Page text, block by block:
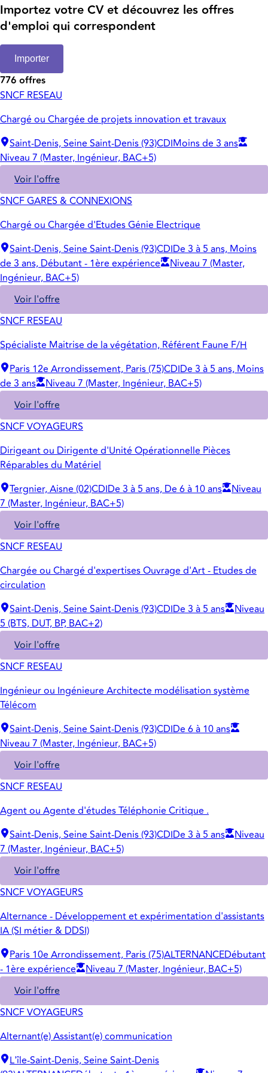
Importez votre CV et découvrez les offres
d'emploi qui correspondent
Importer
776 offres
SNCF RESEAU
Chargé ou Chargée de projets innovation et travaux
Saint-Denis, Seine Saint-Denis (93)CDIMoins de 3 ans
Niveau 7 (Master, Ingénieur, BAC+5)
Voir l'offre
SNCF GARES & CONNEXIONS
Chargé ou Chargée d'Etudes Génie Electrique
Saint-Denis, Seine Saint-Denis (93)CDIDe 3 à 5 ans, Moins
de 3 ans, Débutant - 1ère expérience
Niveau 7 (Master,
Ingénieur, BAC+5)
Voir l'offre
SNCF RESEAU
Spécialiste Maitrise de la végétation, Référent Faune F/H
Paris 12e Arrondissement, Paris (75)CDIDe 3 à 5 ans, Moins
de 3 ans
Niveau 7 (Master, Ingénieur, BAC+5)
Voir l'offre
SNCF VOYAGEURS
Dirigeant ou Dirigente d'Unité Opérationnelle Pièces
Réparables du Matériel
Tergnier, Aisne (02)CDIDe 3 à 5 ans, De 6 à 10 ans
Niveau
7 (Master, Ingénieur, BAC+5)
Voir l'offre
SNCF RESEAU
Chargée ou Chargé d'expertises Ouvrage d'Art - Etudes de
circulation
Saint-Denis, Seine Saint-Denis (93)CDIDe 3 à 5 ans
Niveau
5 (BTS, DUT, BP, BAC+2)
Voir l'offre
SNCF RESEAU
Ingénieur ou Ingénieure Architecte modélisation système
Télécom
Saint-Denis, Seine Saint-Denis (93)CDIDe 6 à 10 ans
Niveau 7 (Master, Ingénieur, BAC+5)
Voir l'offre
SNCF RESEAU
Agent ou Agente d'études Téléphonie Critique .
Saint-Denis, Seine Saint-Denis (93)CDIDe 3 à 5 ans
Niveau
7 (Master, Ingénieur, BAC+5)
Voir l'offre
SNCF VOYAGEURS
Alternance - Développement et expérimentation d'assistants
IA (SI métier & DDSI)
Paris 10e Arrondissement, Paris (75)ALTERNANCEDébutant
- 1ère expérience
Niveau 7 (Master, Ingénieur, BAC+5)
Voir l'offre
SNCF VOYAGEURS
Alternant(e) Assistant(e) communication
L'île-Saint-Denis, Seine Saint-Denis